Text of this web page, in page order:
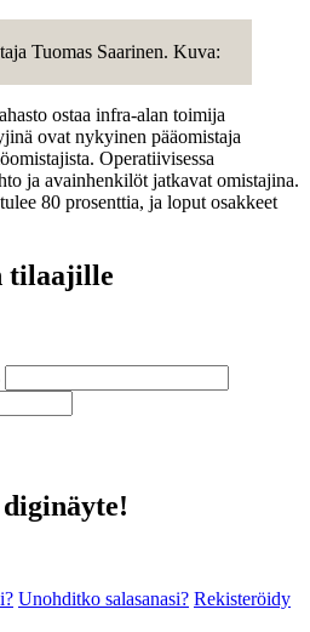
Tuomas Saarinen. Kuva:
ostaa infra-alan toimija
ovat nykyinen pääomistaja
Operatiivisessa
ja avainhenkilöt jatkavat omistajina.
80 prosenttia, ja loput osakkeet
tilaajille
Unohditko salasanasi? Rekisteröidy